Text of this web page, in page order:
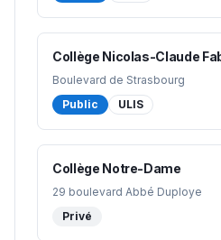
Collège Nicolas-Claude
Boulevard de Strasbourg
Public
ULIS
Collège Notre-Dame
29 boulevard Abbé Duploye
Privé